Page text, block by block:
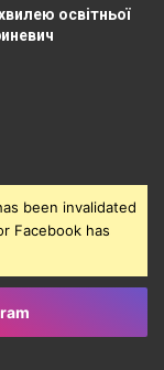
освітньої
been invalidated
Facebook has